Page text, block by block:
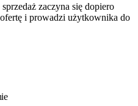
zaczyna się dopiero
i prowadzi użytkownika do